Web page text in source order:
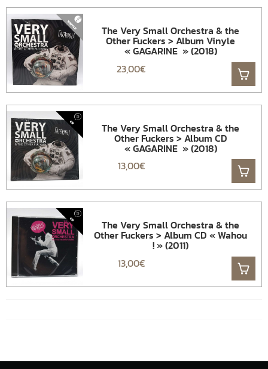
The Very Small Orchestra & the
Other Fuckers > Album Vinyle
« GAGARINE » (2018)
23,00€
The Very Small Orchestra & the
Other Fuckers > Album CD
« GAGARINE » (2018)
13,00€
The Very Small Orchestra & the
Other Fuckers > Album CD « Wahou
! » (2011)
13,00€